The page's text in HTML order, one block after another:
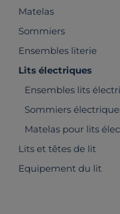
Matelas
Sommiers
Ensembles literie
Lits électriques
Ensembles lits
Sommiers
Matelas pour lits
Lits et têtes de lit
Equipement du lit